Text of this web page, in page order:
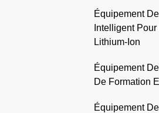
Équipement
Intelligent
Lithium-Ion
Équipement
De Formation
Équipement